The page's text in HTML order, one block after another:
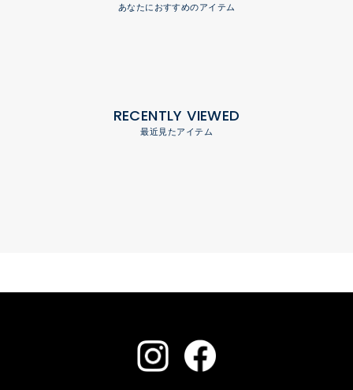
あなたにおすすめのアイテム
RECENTLY VIEWED
最近見たアイテム